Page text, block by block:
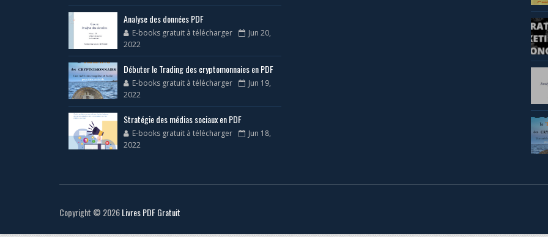
Analyse des données PDF
E-books gratuit à télécharger
Jun 20,
2022
Débuter le Trading des cryptomonnaies en PDF
E-books gratuit à télécharger
Jun 19,
2022
Stratégie des médias sociaux en PDF
E-books gratuit à télécharger
Jun 18,
2022
Copyright © 2026Livres PDF Gratuit